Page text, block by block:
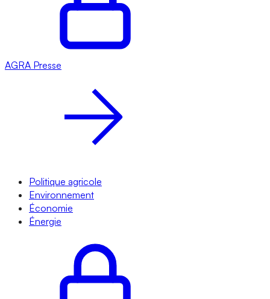
AGRA Presse
Politique agricole
Environnement
Économie
Énergie